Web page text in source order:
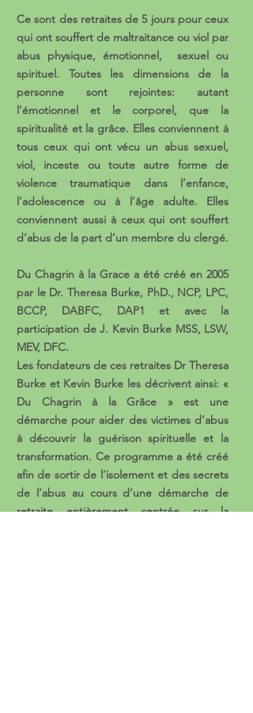
Ce sont des retraites de 5 jours pour ceux
qui ont souffert de maltraitance ou viol par
abus physique, émotionnel, sexuel ou
spirituel. Toutes les dimensions de la
personne sont rejointes: autant
l'émotionnel et le corporel, que la
spiritualité et la grâce. Elles conviennent à
tous ceux qui ont vécu un abus sexuel,
viol, inceste ou toute autre forme de
violence traumatique dans l’enfance,
l’adolescence ou à l’âge adulte. Elles
conviennent aussi à ceux qui ont souffert
d’abus de la part d’un membre du clergé.
Du Chagrin à la Grace a été créé en 2005
par le Dr. Theresa Burke, PhD., NCP, LPC,
BCCP, DABFC, DAP1 et avec la
participation de J. Kevin Burke MSS, LSW,
MEV, DFC.
Les fondateurs de ces retraites Dr Theresa
Burke et Kevin Burke les décrivent ainsi: «
Du Chagrin à la Grâce » est une
démarche pour aider des victimes d’abus
à découvrir la guérison spirituelle et la
transformation. Ce programme a été créé
afin de sortir de l’isolement et des secrets
de l’abus au cours d’une démarche de
retraite entièrement centrée sur la